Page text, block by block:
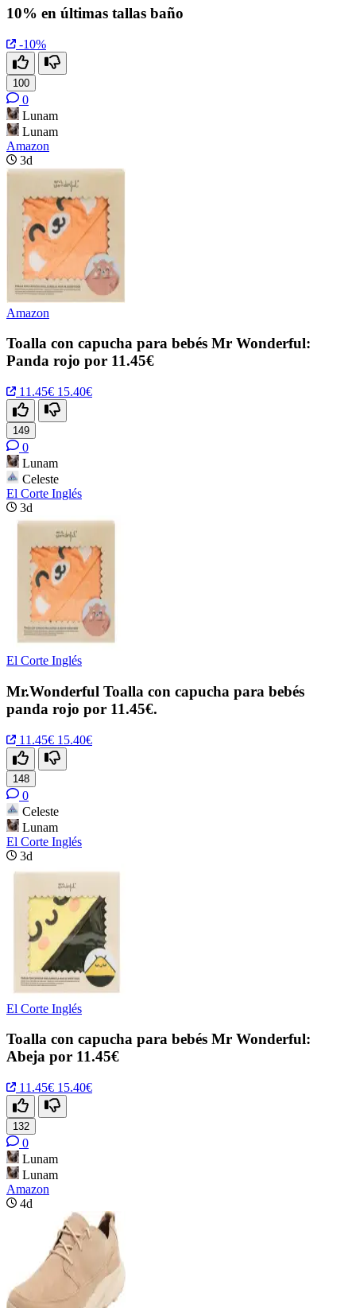
10% en últimas tallas baño
-10%
100
0
Lunam
Lunam
Amazon
3d
Amazon
Toalla con capucha para bebés Mr Wonderful:
Panda rojo por 11.45€
11.45€ 15.40€
149
0
Lunam
Celeste
El Corte Inglés
3d
El Corte Inglés
Mr.Wonderful Toalla con capucha para bebés
panda rojo por 11.45€.
11.45€ 15.40€
148
0
Celeste
Lunam
El Corte Inglés
3d
El Corte Inglés
Toalla con capucha para bebés Mr Wonderful:
Abeja por 11.45€
11.45€ 15.40€
132
0
Lunam
Lunam
Amazon
4d